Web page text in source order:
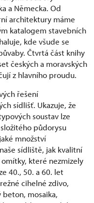
a Německa. Od
architektury máme
katalogem stavebních
kde všude se
Čtvrtá část knihy
českých a moravských
z hlavního proudu.
řešení
sídlišť. Ukazuje, že
soustav lze
půdorysu
množství
sídliště, jak kvalitní
které nezmizely
40., 50. a 60. let
cihelné zdivo,
mosaika,